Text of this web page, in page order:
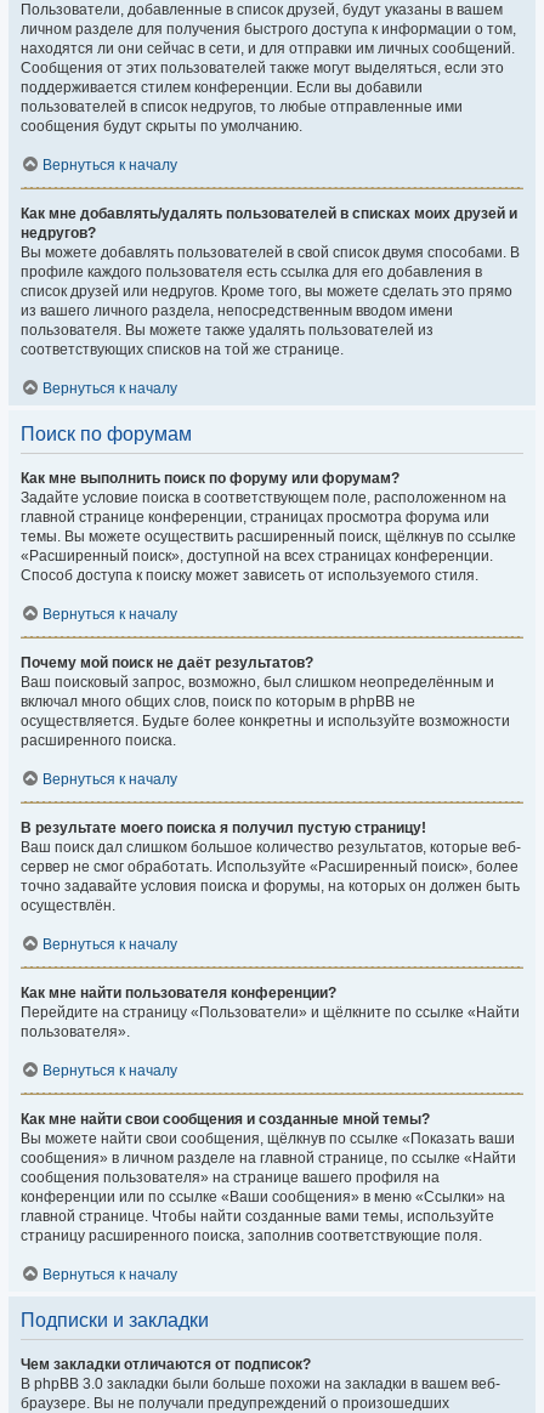
Пользователи, добавленные в список друзей, будут указаны в вашем
личном разделе для получения быстрого доступа к информации о том,
находятся ли они сейчас в сети, и для отправки им личных сообщений.
Сообщения от этих пользователей также могут выделяться, если это
поддерживается стилем конференции. Если вы добавили
пользователей в список недругов, то любые отправленные ими
сообщения будут скрыты по умолчанию.
Вернуться к началу
Как мне добавлять/удалять пользователей в списках моих друзей и
недругов?
Вы можете добавлять пользователей в свой список двумя способами. В
профиле каждого пользователя есть ссылка для его добавления в
список друзей или недругов. Кроме того, вы можете сделать это прямо
из вашего личного раздела, непосредственным вводом имени
пользователя. Вы можете также удалять пользователей из
соответствующих списков на той же странице.
Вернуться к началу
Поиск по форумам
Как мне выполнить поиск по форуму или форумам?
Задайте условие поиска в соответствующем поле, расположенном на
главной странице конференции, страницах просмотра форума или
темы. Вы можете осуществить расширенный поиск, щёлкнув по ссылке
«Расширенный поиск», доступной на всех страницах конференции.
Способ доступа к поиску может зависеть от используемого стиля.
Вернуться к началу
Почему мой поиск не даёт результатов?
Ваш поисковый запрос, возможно, был слишком неопределённым и
включал много общих слов, поиск по которым в phpBB не
осуществляется. Будьте более конкретны и используйте возможности
расширенного поиска.
Вернуться к началу
В результате моего поиска я получил пустую страницу!
Ваш поиск дал слишком большое количество результатов, которые веб-
сервер не смог обработать. Используйте «Расширенный поиск», более
точно задавайте условия поиска и форумы, на которых он должен быть
осуществлён.
Вернуться к началу
Как мне найти пользователя конференции?
Перейдите на страницу «Пользователи» и щёлкните по ссылке «Найти
пользователя».
Вернуться к началу
Как мне найти свои сообщения и созданные мной темы?
Вы можете найти свои сообщения, щёлкнув по ссылке «Показать ваши
сообщения» в личном разделе на главной странице, по ссылке «Найти
сообщения пользователя» на странице вашего профиля на
конференции или по ссылке «Ваши сообщения» в меню «Ссылки» на
главной странице. Чтобы найти созданные вами темы, используйте
страницу расширенного поиска, заполнив соответствующие поля.
Вернуться к началу
Подписки и закладки
Чем закладки отличаются от подписок?
В phpBB 3.0 закладки были больше похожи на закладки в вашем веб-
браузере. Вы не получали предупреждений о произошедших